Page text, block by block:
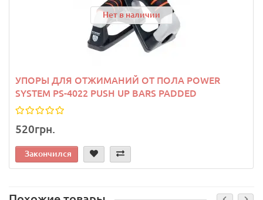
Нет в наличии
УПОРЫ ДЛЯ ОТЖИМАНИЙ ОТ ПОЛА POWER
SYSTEM PS-4022 PUSH UP BARS PADDED
520грн.
Закончился